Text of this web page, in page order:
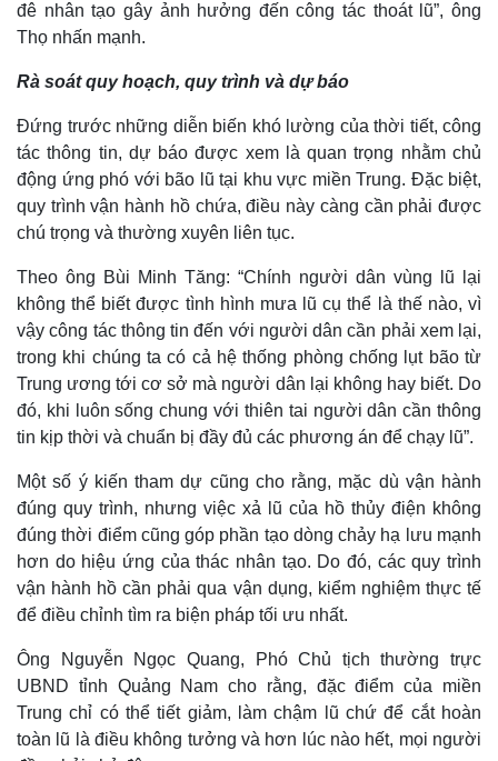
Kinh tế
Bất động sản
Khởi nghiệp
Thị trường
Giá vàng
Tiêu dùng
Tỷ giá
Giá cà phê
đê nhân tạo gây ảnh hưởng đến công tác thoát lũ”, ông
Thọ nhấn mạnh.
Rà soát quy hoạch, quy trình và dự báo
Đứng trước những diễn biến khó lường của thời tiết, công
tác thông tin, dự báo được xem là quan trọng nhằm chủ
động ứng phó với bão lũ tại khu vực miền Trung. Đặc biệt,
quy trình vận hành hồ chứa, điều này càng cần phải được
chú trọng và thường xuyên liên tục.
Theo ông Bùi Minh Tăng: “Chính người dân vùng lũ lại
không thể biết được tình hình mưa lũ cụ thể là thế nào, vì
vậy công tác thông tin đến với người dân cần phải xem lại,
trong khi chúng ta có cả hệ thống phòng chống lụt bão từ
Trung ương tới cơ sở mà người dân lại không hay biết. Do
đó, khi luôn sống chung với thiên tai người dân cần thông
tin kịp thời và chuẩn bị đầy đủ các phương án để chạy lũ”.
Một số ý kiến tham dự cũng cho rằng, mặc dù vận hành
đúng quy trình, nhưng việc xả lũ của hồ thủy điện không
đúng thời điểm cũng góp phần tạo dòng chảy hạ lưu mạnh
hơn do hiệu ứng của thác nhân tạo. Do đó, các quy trình
vận hành hồ cần phải qua vận dụng, kiểm nghiệm thực tế
để điều chỉnh tìm ra biện pháp tối ưu nhất.
Ông Nguyễn Ngọc Quang, Phó Chủ tịch thường trực
UBND tỉnh Quảng Nam cho rằng, đặc điểm của miền
Trung chỉ có thể tiết giảm, làm chậm lũ chứ để cắt hoàn
toàn lũ là điều không tưởng và hơn lúc nào hết, mọi người